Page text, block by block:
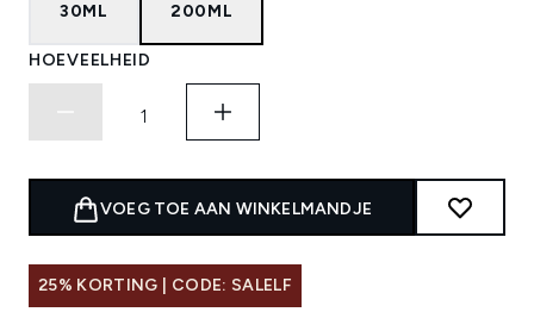
30ML 200ML
HOEVEELHEID
VOEG TOE AAN WINKELMANDJE
25% KORTING | CODE: SALELF